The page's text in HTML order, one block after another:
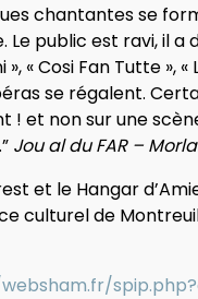
chantantes se
public est ravi, il a
« Cosi Fan Tutte »,
se régalent.
et non sur une
Jou al du FAR –
et le Hangar
culturel de